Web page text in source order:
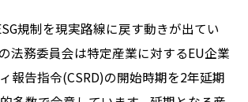
規制を現実路線に戻す動きが出てい
法務委員会は特定産業に対するEU企業
報告指令(CSRD)の開始時期を2年延期